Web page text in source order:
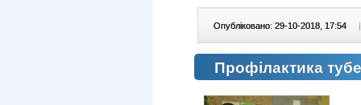
Опубліковано: 29-10-2018, 17:54 |
Профілактика